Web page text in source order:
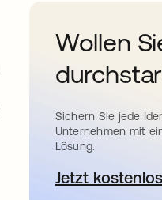
Wollen
Sichern Sie jede
Unternehmen mit
Lösung.
Jetzt